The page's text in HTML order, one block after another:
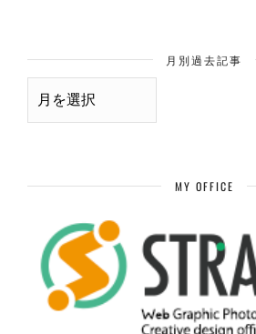
月別過去記事
月
MY OFFICE